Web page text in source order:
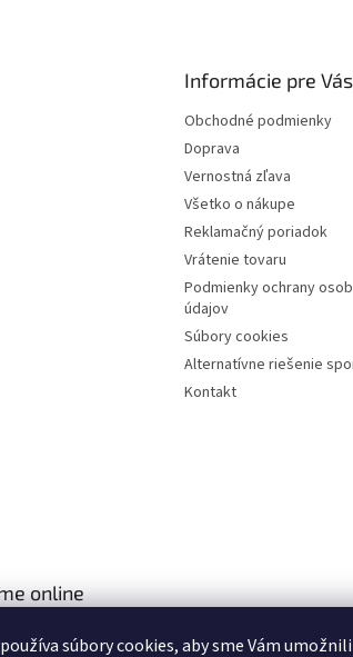
súbory cookies, aby sme Vám
Informácie pre Vás
Obchodné podmienky
Doprava
Vernostná zľava
Všetko o nákupe
Reklamačný poriadok
Vrátenie tovaru
Podmienky ochrany
údajov
Súbory cookies
Alternatívne riešenie
Kontakt
online